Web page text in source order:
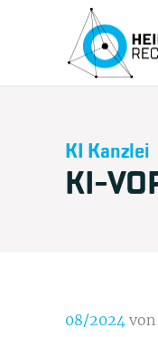
KI Kanzlei
KI-
08/2024 von